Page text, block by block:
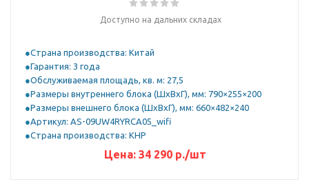
Доступно на дальних складах
Страна производства: Китай
Гарантия: 3 года
Обслуживаемая площадь, кв. м: 27,5
Размеры внутреннего блока (ШхВхГ), мм: 790×255×200
Размеры внешнего блока (ШхВхГ), мм: 660×482×240
Артикул: AS-09UW4RYRCA05_wifi
Страна производства: КНР
Цена: 34 290р./шт